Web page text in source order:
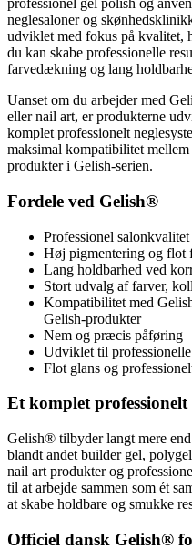
professionel gel polish og
neglesaloner og
udviklet med fokus på kvalitet,
du kan skabe professionelle
farvedækning og lang
Uanset om du arbejder med
eller nail art, er produkterne
komplet professionelt
maksimal kompatibilitet
produkter i Gelish-serien.
Fordele ved Gelish®
Professionel salonkvalitet
Høj pigmentering og flot
Lang holdbarhed ved
Stort udvalg af farver,
Kompatibilitet med
Gelish-produkter
Nem og præcis påføring
Udviklet til
Flot glans og
Et komplet professionelt
Gelish® tilbyder langt mere
blandt andet builder gel,
nail art produkter og
til at arbejde sammen som ét
at skabe holdbare og smukke
Officiel dansk Gelish®